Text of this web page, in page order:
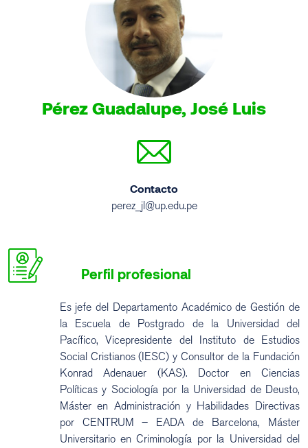
Pérez Guadalupe, José Luis
Contacto
perez_jl@up.edu.pe
Perfil profesional
Es jefe del Departamento Académico de Gestión de
la Escuela de Postgrado de la Universidad del
Pacífico, Vicepresidente del Instituto de Estudios
Social Cristianos (IESC) y Consultor de la Fundación
Konrad Adenauer (KAS). Doctor en Ciencias
Políticas y Sociología por la Universidad de Deusto,
Máster en Administración y Habilidades Directivas
por CENTRUM – EADA de Barcelona, Máster
Universitario en Criminología por la Universidad del